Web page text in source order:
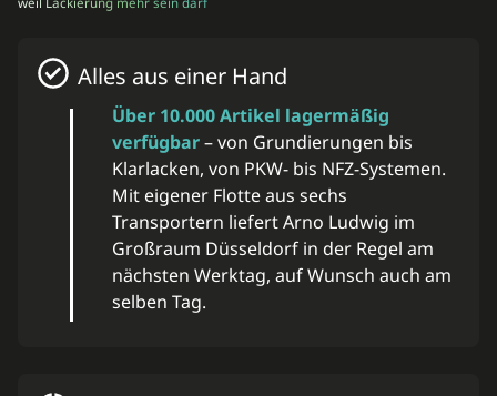
Alles aus einer Hand
Über 10.000 Artikel lagermäßig
verfügbar– von Grundierungen bis
Klarlacken, von PKW- bis NFZ-Systemen.
Mit eigener Flotte aus sechs
Transportern liefert Arno Ludwig im
Großraum Düsseldorf in der Regel am
nächsten Werktag, auf Wunsch auch am
selben Tag.